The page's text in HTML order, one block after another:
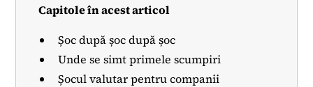
Capitole în acest articol
Șoc după șoc după șoc
Unde se simt primele scumpiri
Șocul valutar pentru companii